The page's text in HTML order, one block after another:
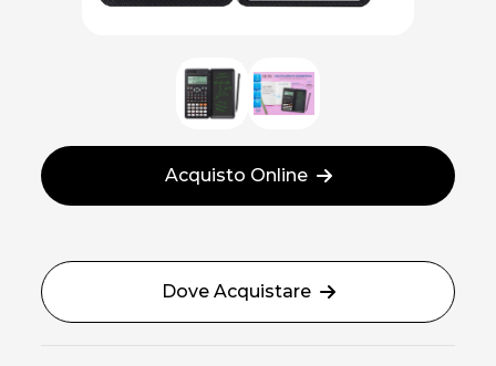
Acquisto Online
Dove Acquistare